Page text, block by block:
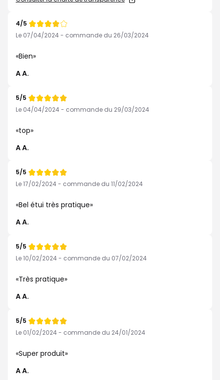
Note
de
4/5
Le 07/04/2024 - commande du 26/03/2024
Bien
A A.
Note
de
5/5
Le 04/04/2024 - commande du 29/03/2024
top
A A.
Note
de
5/5
Le 17/02/2024 - commande du 11/02/2024
Bel étui très pratique
A A.
Note
de
5/5
Le 10/02/2024 - commande du 07/02/2024
Très pratique
A A.
Note
de
5/5
Le 01/02/2024 - commande du 24/01/2024
Super produit
A A.